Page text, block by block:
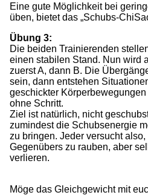
Eine gute Möglichkeit bei
üben, bietet das „Schubs-
Übung 3:
Die beiden Trainierenden
einen stabilen Stand. Nun wird
zuerst A, dann B. Die
sein, dann entstehen
geschickter
ohne Schritt.
Ziel ist natürlich, nicht
zumindest die Schubsenergie
zu bringen. Jeder versucht
Gegenübers zu rauben, aber
verlieren.
Möge das Gleichgewicht mit